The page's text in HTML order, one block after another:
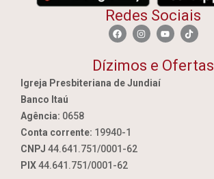
Redes Sociais
Dízimos e Ofertas
Igreja Presbiteriana de Jundiaí
Banco Itaú
Agência: 0658
Conta corrente: 19940-1
CNPJ 44.641.751/0001-62
PIX44.641.751/0001-62